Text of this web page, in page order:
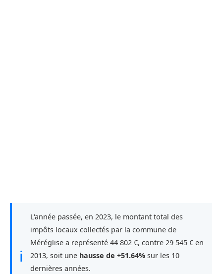
ℹ
L'année passée, en 2023, le montant total des
impôts locaux collectés par la commune de
Méréglise a représenté 44 802 €, contre 29 545 € en
2013, soit une hausse de +51.64% sur les 10
dernières années.